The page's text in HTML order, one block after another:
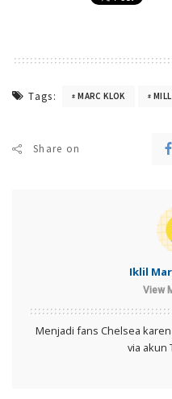
Tags: MARC KLOK
Share on
Iklil
View
Menjadi fans Chelsea
via akun